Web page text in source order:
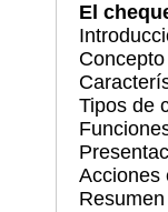
El
Tipos de
Acciones
Resumen